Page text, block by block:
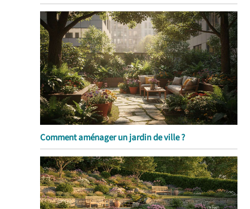
Comment aménager un jardin de ville ?